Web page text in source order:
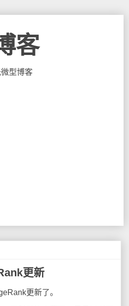
客
型博客
更新
更新了。